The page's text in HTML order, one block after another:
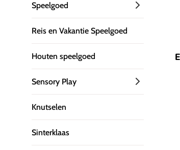
Speelgoed
Reis en Vakantie Speelgoed
Houten speelgoed
Sensory Play
Knutselen
Sinterklaas